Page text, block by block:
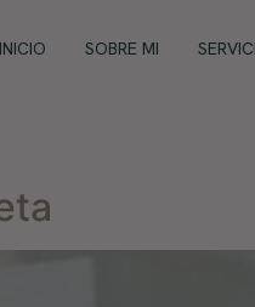
INICIO SOBRE MI